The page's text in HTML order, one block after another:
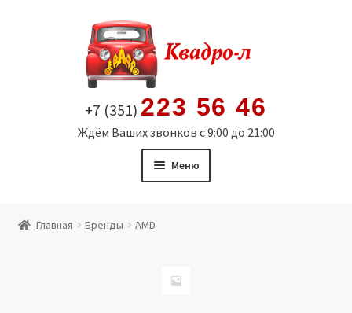
содержимому
+7 (351) 223 56 46
Ждём Ваших звонков с 9:00 до 21:00
Меню
Главная Бренды AMD